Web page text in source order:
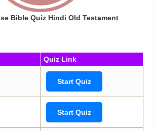
Bible Quiz Hindi Old Testament
Quiz Link
Start Quiz
Start Quiz